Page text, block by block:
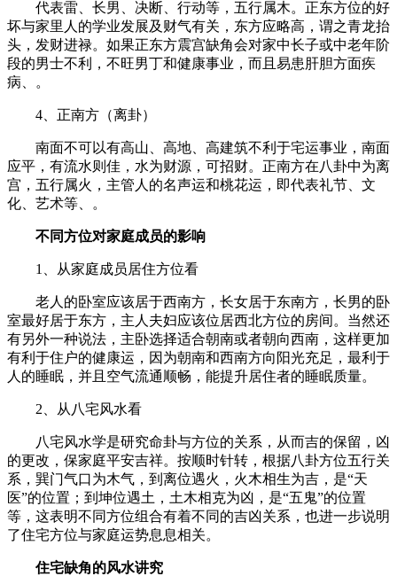
代表雷、长男、决断、行动等，五行属木。正东方位的好
坏与家里人的学业发展及财气有关，东方应略高，谓之青龙抬
头，发财进禄。如果正东方震宫缺角会对家中长子或中老年阶
段的男士不利，不旺男丁和健康事业，而且易患肝胆方面疾
病、。
4、正南方（离卦）
南面不可以有高山、高地、高建筑不利于宅运事业，南面
应平，有流水则佳，水为财源，可招财。正南方在八卦中为离
宫，五行属火，主管人的名声运和桃花运，即代表礼节、文
化、艺术等、。
不同方位对家庭成员的影响
1、从家庭成员居住方位看
老人的卧室应该居于西南方，长女居于东南方，长男的卧
室最好居于东方，主人夫妇应该位居西北方位的房间。当然还
有另外一种说法，主卧选择适合朝南或者朝向西南，这样更加
有利于住户的健康运，因为朝南和西南方向阳光充足，最利于
人的睡眠，并且空气流通顺畅，能提升居住者的睡眠质量。
2、从八宅风水看
八宅风水学是研究命卦与方位的关系，从而吉的保留，凶
的更改，保家庭平安吉祥。按顺时针转，根据八卦方位五行关
系，巽门气口为木气，到离位遇火，火木相生为吉，是“天
医”的位置；到坤位遇土，土木相克为凶，是“五鬼”的位置
等，这表明不同方位组合有着不同的吉凶关系，也进一步说明
了住宅方位与家庭运势息息相关。
住宅缺角的风水讲究